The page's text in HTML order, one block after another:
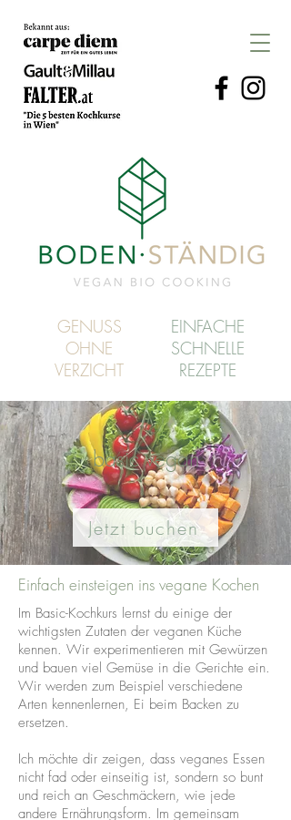
GENUSS
OHNE
VERZICHT
EINFACHE
SCHNELLE
REZEPTE
basic vegan
Jetzt buchen
Einfach einsteigen ins vegane Kochen
​​Im Basic-Kochkurs lernst du einige der
wichtigsten Zutaten der veganen Küche
kennen. Wir experimentieren mit Gewürzen
und bauen viel Gemüse in die Gerichte ein.
Wir werden zum Beispiel verschiedene
Arten kennenlernen, Ei beim Backen zu
ersetzen.
Ich möchte dir zeigen, dass veganes Essen
nicht fad oder einseitig ist, sondern so bunt
und reich an Geschmäckern, wie jede
andere Ernährungsform. Im gemeinsam